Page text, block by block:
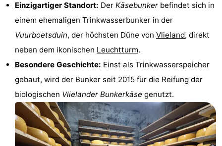
Sehen
tun
Museen
Aussichtspunkte
Attraktionen
Rundfahrten
Einzigartiger Standort: Der Käsebunker befindet sich in
einem ehemaligen Trinkwasserbunker in der
Vuurboetsduin, der höchsten Düne von Vlieland, direkt
neben dem ikonischen Leuchtturm.
Besondere Geschichte: Einst als Trinkwasserspeicher
gebaut, wird der Bunker seit 2015 für die Reifung der
biologischen Vlielander Bunkerkäse genutzt.